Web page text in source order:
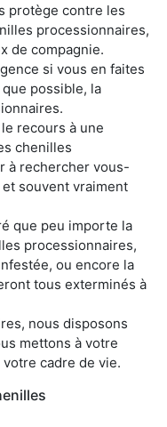
protège contre les
processionnaires,
de compagnie.
si vous en faites
possible, la
recours à une
chenilles
à rechercher vous-
souvent vraiment
que peu importe la
processionnaires,
ou encore la
tous exterminés à
nous disposons
mettons à votre
cadre de vie.